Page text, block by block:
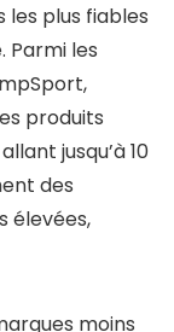
plus fiables
Parmi les
produits
jusqu’à 10
des
élevées,
moins